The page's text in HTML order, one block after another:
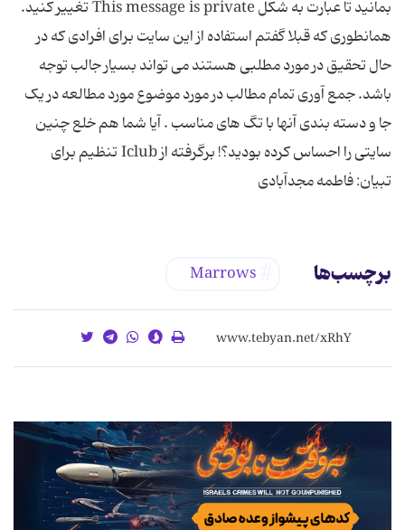
بمانید تا عبارت به شکل This message is private تغییر کنید.
همانطوری که قبلا گفتم استفاده از این سایت برای افرادی که در
حال تحقیق در مورد مطلبی هستند می تواند بسیار جالب توجه
باشد. جمع آوری تمام مطالب در مورد موضوع مورد مطالعه در یک
جا و دسته بندی آنها با تگ های مناسب . آیا شما هم خلع چنین
سایتی را احساس کرده بودید؟! برگرفته از Iclub تنظیم برای
تبیان: فاطمه مجدآبادی
برچسب‌ها Marrows